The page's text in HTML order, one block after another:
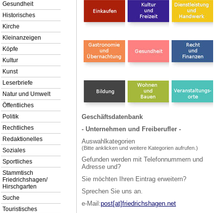
Gesundheit
Historisches
Kirche
Kleinanzeigen
Köpfe
Kultur
Kunst
Leserbriefe
Natur und Umwelt
Öffentliches
Politik
Rechtliches
Redaktionelles
Soziales
Sportliches
Stammtisch
Friedrichshagen/
Hirschgarten
Suche
Touristisches
Geschäftsdatenbank
- Unternehmen und Freiberufler -
Auswahlkategorien
(Bitte anklicken und weitere Kategorien aufrufen.)
Gefunden werden mit Telefonnummern und
Adresse und?
Sie möchten Ihren Eintrag erweitern?
Sprechen Sie uns an.
e-Mail:post[at]friedrichshagen.net